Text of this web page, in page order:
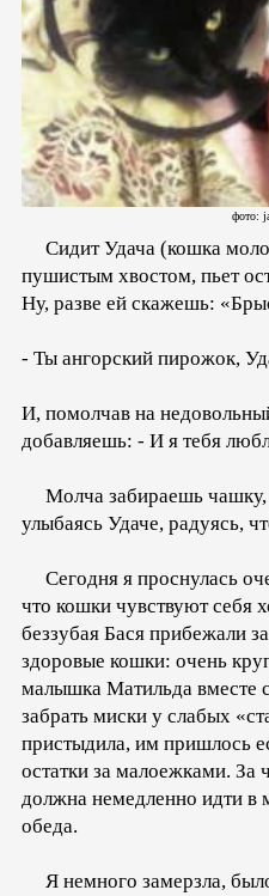
фото:
Сидит Удача (кошка
пушистым хвостом, пьет
Ну, разве ей скажешь:
- Ты ангорский пирожок,
И, помолчав на
добавляешь: - И я тебя
Молча забираешь чашку,
улыбаясь Удаче, радуясь,
Сегодня я проснулась
что кошки чувствуют
беззубая Бася прибежали
здоровые кошки: очень
малышка Матильда вместе
забрать миски у слабых
пристыдила, им пришлось
остатки за малоежками. За
должна немедленно идти в
обеда.
Я немного замерзла,